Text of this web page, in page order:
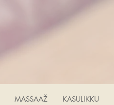
MASSAAŽ KASULIKKU